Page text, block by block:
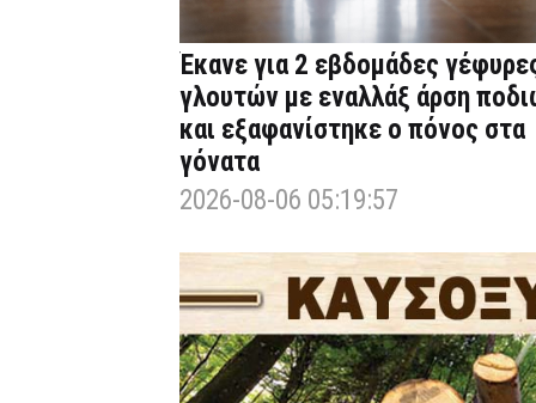
Έκανε για 2 εβδομάδες
γλουτών με εναλλάξ άρση
και εξαφανίστηκε ο πόνος στα
γόνατα
2026-08-06 05:19:57